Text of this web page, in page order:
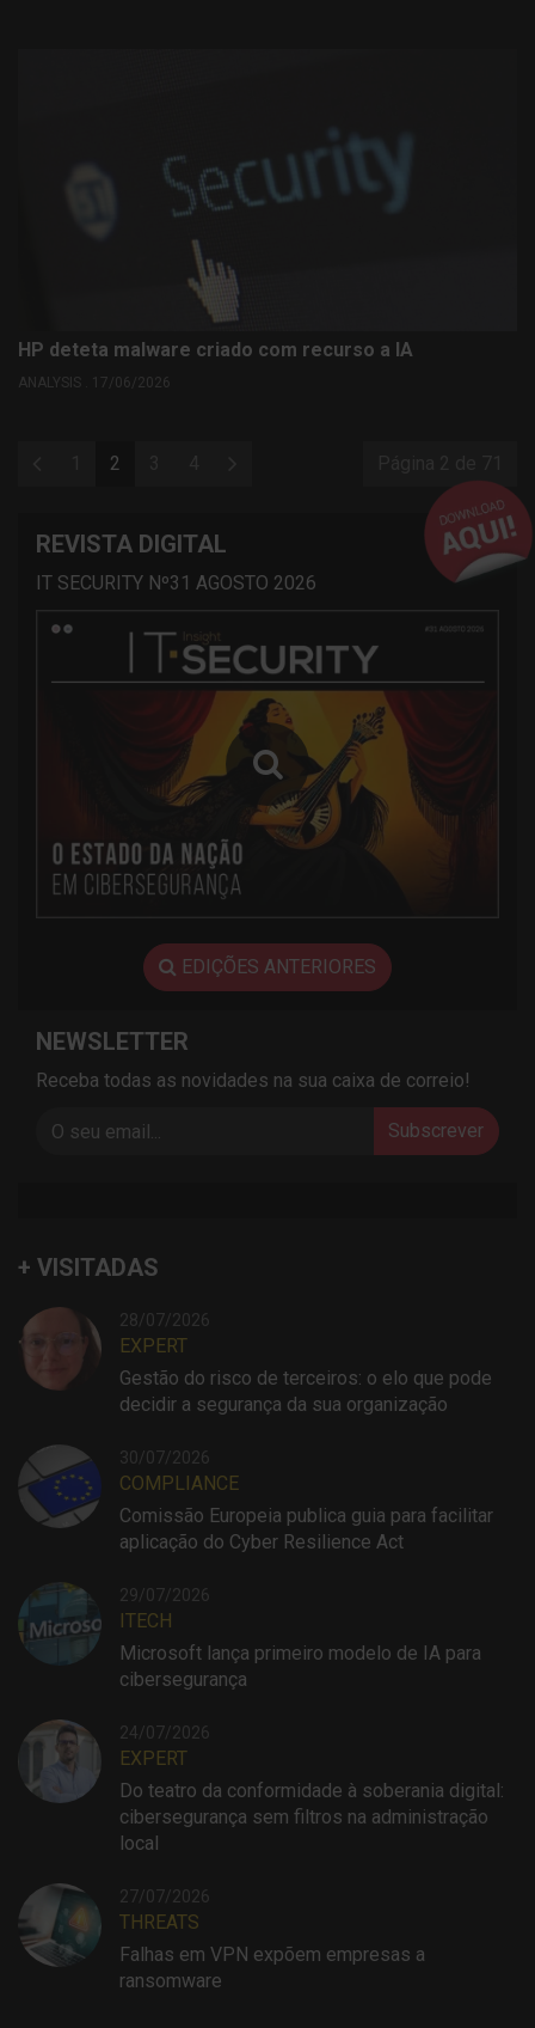
HP deteta malware criado com recurso a IA
ANALYSIS . 17/06/2026
2
REVISTA DIGITAL
IT SECURITY Nº31 AGOSTO 2026
EDIÇÕES ANTERIORES
NEWSLETTER
Receba todas as novidades na sua caixa de correio!
Subscrever
+ VISITADAS
28/07/2026
EXPERT
Gestão do risco de terceiros: o elo que pode
decidir a segurança da sua organização
30/07/2026
COMPLIANCE
Comissão Europeia publica guia para facilitar
aplicação do Cyber Resilience Act
29/07/2026
ITECH
Microsoft lança primeiro modelo de IA para
cibersegurança
24/07/2026
EXPERT
Do teatro da conformidade à soberania digital:
cibersegurança sem filtros na administração
local
27/07/2026
THREATS
Falhas em VPN expõem empresas a
ransomware